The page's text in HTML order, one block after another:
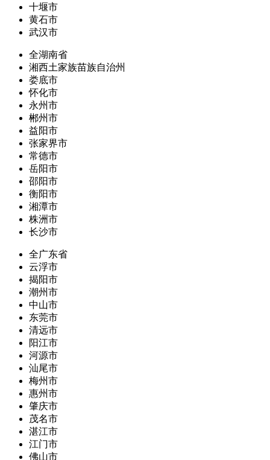
十堰市
黄石市
武汉市
全湖南省
湘西土家族苗族自治州
娄底市
怀化市
永州市
郴州市
益阳市
张家界市
常德市
岳阳市
邵阳市
衡阳市
湘潭市
株洲市
长沙市
全广东省
云浮市
揭阳市
潮州市
中山市
东莞市
清远市
阳江市
河源市
汕尾市
梅州市
惠州市
肇庆市
茂名市
湛江市
江门市
佛山市